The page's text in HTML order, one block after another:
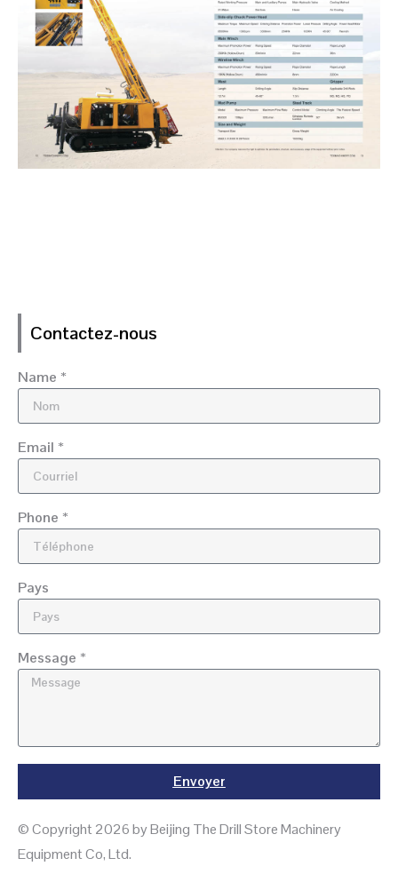
Contactez-nous
Name *
Email *
Phone *
Pays
Message *
Envoyer
© Copyright 2026 by Beijing The Drill Store Machinery
Equipment Co, Ltd.